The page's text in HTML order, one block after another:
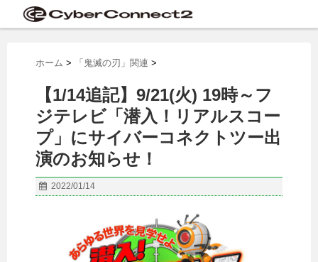
ホーム > 「鬼滅の刃」関連 >
【1/14追記】9/21(火) 19時～フ
ジテレビ「潜入！リアルスコー
プ」にサイバーコネクトツー出
演のお知らせ！
2022/01/14